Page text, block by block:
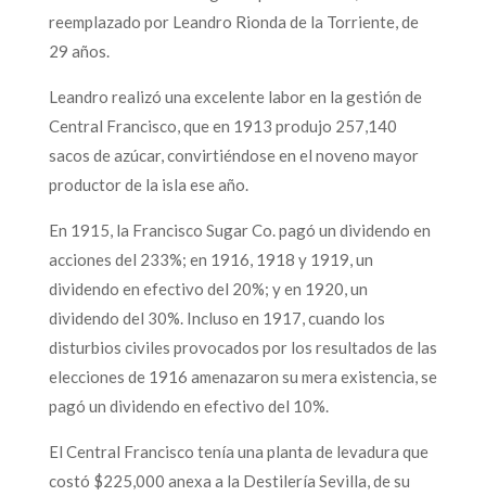
reemplazado por Leandro Rionda de la Torriente, de
29 años.
Leandro realizó una excelente labor en la gestión de
Central Francisco, que en 1913 produjo 257,140
sacos de azúcar, convirtiéndose en el noveno mayor
productor de la isla ese año.
En 1915, la Francisco Sugar Co. pagó un dividendo en
acciones del 233%; en 1916, 1918 y 1919, un
dividendo en efectivo del 20%; y en 1920, un
dividendo del 30%. Incluso en 1917, cuando los
disturbios civiles provocados por los resultados de las
elecciones de 1916 amenazaron su mera existencia, se
pagó un dividendo en efectivo del 10%.
El Central Francisco tenía una planta de levadura que
costó $225,000 anexa a la Destilería Sevilla, de su